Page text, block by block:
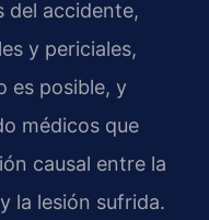
del accidente,
y periciales,
es posible, y
médicos que
causal entre la
la lesión sufrida.